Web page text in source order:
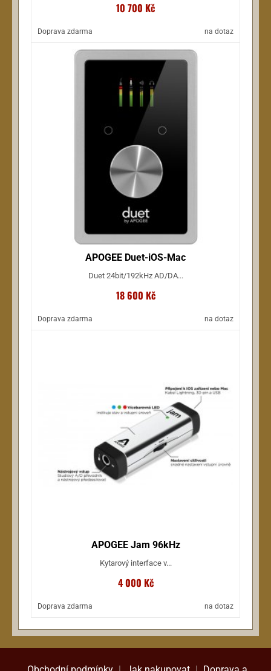
10 700 Kč
Doprava zdarma na dotaz
APOGEE Duet-iOS-Mac
Duet 24bit/192kHz AD/DA...
18 600 Kč
Doprava zdarma na dotaz
APOGEE Jam 96kHz
Kytarový interface v...
4 000 Kč
Doprava zdarma na dotaz